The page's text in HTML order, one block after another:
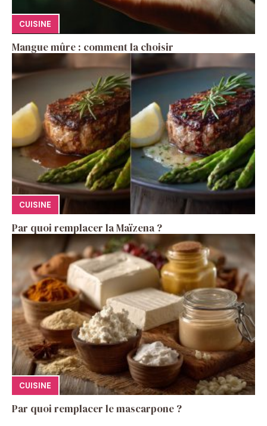
CUISINE
Mangue mûre : comment la choisir
CUISINE
Par quoi remplacer la Maïzena ?
CUISINE
Par quoi remplacer le mascarpone ?